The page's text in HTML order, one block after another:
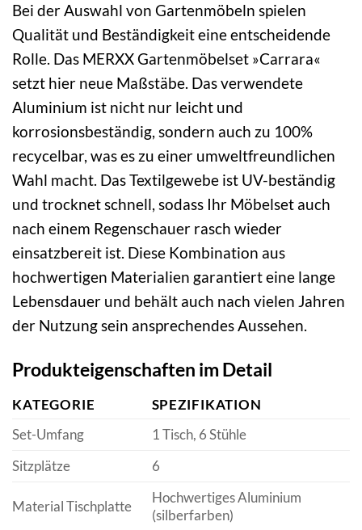
Bei der Auswahl von Gartenmöbeln spielen
Qualität und Beständigkeit eine entscheidende
Rolle. Das MERXX Gartenmöbelset »Carrara«
setzt hier neue Maßstäbe. Das verwendete
Aluminium ist nicht nur leicht und
korrosionsbeständig, sondern auch zu 100%
recycelbar, was es zu einer umweltfreundlichen
Wahl macht. Das Textilgewebe ist UV-beständig
und trocknet schnell, sodass Ihr Möbelset auch
nach einem Regenschauer rasch wieder
einsatzbereit ist. Diese Kombination aus
hochwertigen Materialien garantiert eine lange
Lebensdauer und behält auch nach vielen Jahren
der Nutzung sein ansprechendes Aussehen.
Produkteigenschaften im Detail
KATEGORIE
SPEZIFIKATION
Set-Umfang
1 Tisch, 6 Stühle
Sitzplätze
6
Material Tischplatte
Hochwertiges Aluminium
(silberfarben)